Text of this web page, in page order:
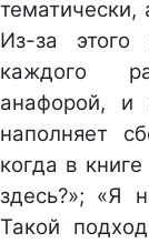
тематически,
Из-за
каждого
анафорой, и
наполняет
когда в
здесь?»; «Я
Такой